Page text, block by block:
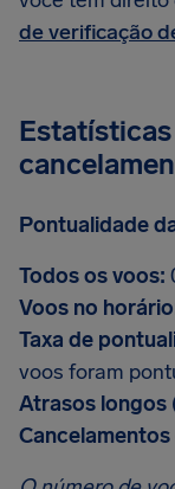
de verificação
Pontualidade
Todos os voos:
Voos no
Taxa de
voos foram
Atrasos longos